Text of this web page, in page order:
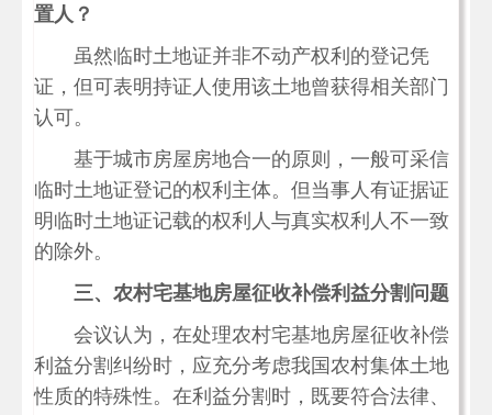
置人？
虽然临时土地证并非不动产权利的登记凭
证，但可表明持证人使用该土地曾获得相关部门
认可。
基于城市房屋房地合一的原则，一般可采信
临时土地证登记的权利主体。但当事人有证据证
明临时土地证记载的权利人与真实权利人不一致
的除外。
三、农村宅基地房屋征收补偿利益分割问题
会议认为，在处理农村宅基地房屋征收补偿
利益分割纠纷时，应充分考虑我国农村集体土地
性质的特殊性。在利益分割时，既要符合法律、